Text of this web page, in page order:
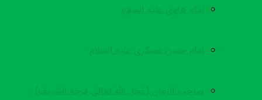
امام هادی علیه السلام
امام حسن عسکری علیه السلام
صاحب الزمان (عجل الله تعالی فرجه الشریف)